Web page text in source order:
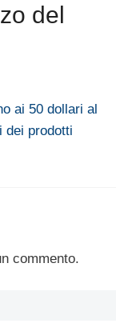
del
ai 50 dollari al
dei prodotti
commento.